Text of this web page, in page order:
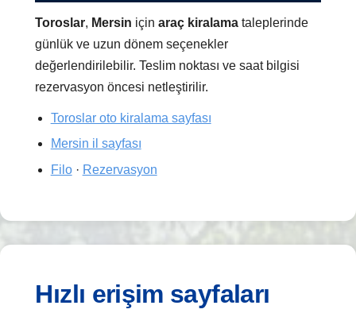
Toroslar, Mersin içinaraç kiralama taleplerinde
günlük ve uzun dönem seçenekler
değerlendirilebilir. Teslim noktası ve saat bilgisi
rezervasyon öncesi netleştirilir.
Toroslar oto kiralama sayfası
Mersin il sayfası
Filo· Rezervasyon
Hızlı erişim sayfaları